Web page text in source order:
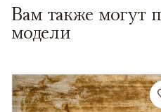
Вам также могут
модели